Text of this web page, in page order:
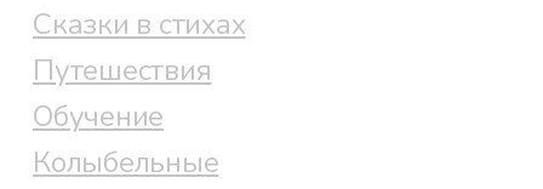
Файл 66
Сказки в стихах
Путешествия
Обучение
Колыбельные